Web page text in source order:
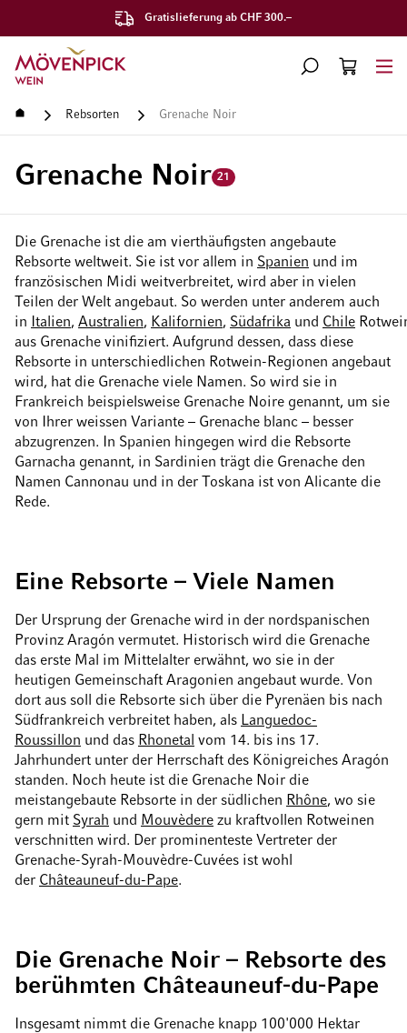
Gratislieferung ab CHF 300.–
Zur Startseite
SUCHE
WARENKORB
Startseite Rebsorten Grenache Noir
Grenache Noir 21
Die Grenache ist die am vierthäufigsten angebaute
Rebsorte weltweit. Sie ist vor allem in Spanien und im
französischen Midi weitverbreitet, wird aber in vielen
Teilen der Welt angebaut. So werden unter anderem auch
in
Italien, Australien, Kalifornien, Südafrika und Chile
aus Grenache vinifiziert. Aufgrund dessen, dass diese
Rebsorte in unterschiedlichen Rotwein-Regionen angebaut
wird, hat die Grenache viele Namen. So wird sie in
Frankreich beispielsweise Grenache Noire genannt, um sie
von Ihrer weissen Variante – Grenache blanc – besser
abzugrenzen. In Spanien hingegen wird die Rebsorte
Garnacha genannt, in Sardinien trägt die Grenache den
Namen Cannonau und in der Toskana ist von Alicante die
Rede.
Eine Rebsorte – Viele Namen
Der Ursprung der Grenache wird in der nordspanischen
Provinz Aragón vermutet. Historisch wird die Grenache
das erste Mal im Mittelalter erwähnt, wo sie in der
heutigen Gemeinschaft Aragonien angebaut wurde. Von
dort aus soll die Rebsorte sich über die Pyrenäen bis nach
Südfrankreich verbreitet haben, als Languedoc-
Roussillon und das Rhonetal vom 14. bis ins 17.
Jahrhundert unter der Herrschaft des Königreiches Aragón
standen. Noch heute ist die Grenache Noir die
meistangebaute Rebsorte in der südlichen Rhône, wo sie
gern mit Syrah und Mouvèdere zu kraftvollen Rotweinen
verschnitten wird. Der prominenteste Vertreter der
Grenache-Syrah-Mouvèdre-Cuvées ist wohl
der Châteauneuf-du-Pape.
Die Grenache Noir – Rebsorte des
berühmten Châteauneuf-du-Pape
Insgesamt nimmt die Grenache knapp 100'000 Hektar